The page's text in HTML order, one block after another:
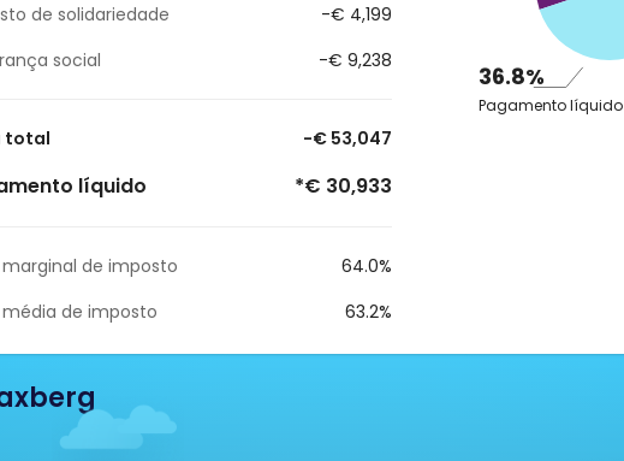
de solidariedade
-€ 4,199
social
-€ 9,238
total -€ 53,047
líquido *€ 30,933
marginal de imposto
64.0%
média de imposto
63.2%
36.8%
Pagamento líquido